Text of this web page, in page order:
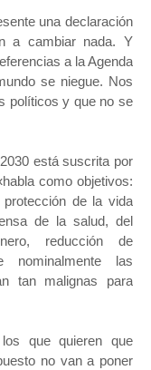
una declaración
a cambiar nada. Y
a la Agenda
se niegue. Nos
políticos y que no se
está suscrita por
como objetivos:
de la vida
de la salud, del
reducción de
nominalmente las
tan malignas para
que quieren que
no van a poner